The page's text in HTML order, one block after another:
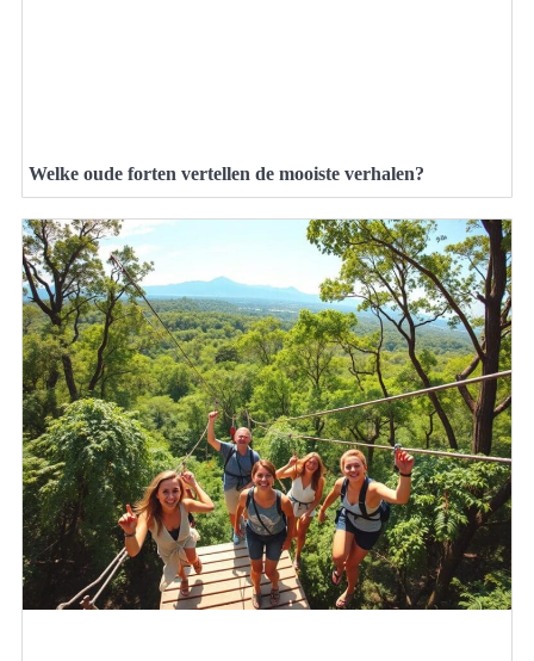
Welke oude forten vertellen de mooiste verhalen?